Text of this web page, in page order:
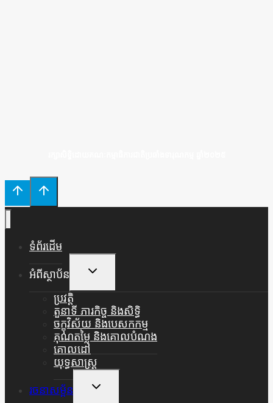
ទំព័រដើម
អំពីស្ថាប័ន
Toggle
Menu
ប្រវត្តិ
តួនាទី ភារកិច្ច និងសិទ្ធិ
ចក្ខុវិស័យ និងបេសកកម្ម
គុណតម្លៃ និងគោលបំណង
គោលដៅ
យុទ្ធសាស្ត្រ
រចនាសម្ព័ន
Toggle